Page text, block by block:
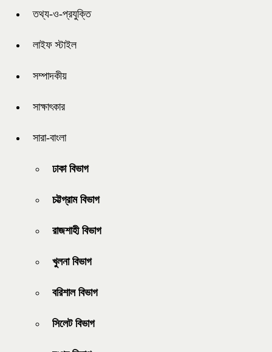
তথ্য-ও-প্রযুক্তি
লাইফ স্টাইল
সম্পাদকীয়
সাক্ষাৎকার
সারা-বাংলা
ঢাকা বিভাগ
চট্টগ্রাম বিভাগ
রাজশাহী বিভাগ
খুলনা বিভাগ
বরিশাল বিভাগ
সিলেট বিভাগ